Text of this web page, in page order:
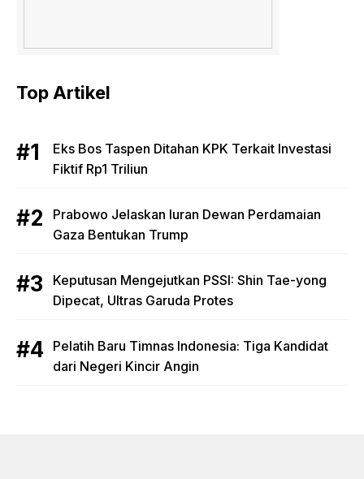
Top Artikel
Eks Bos Taspen Ditahan KPK Terkait Investasi
Fiktif Rp1 Triliun
Prabowo Jelaskan Iuran Dewan Perdamaian
Gaza Bentukan Trump
Keputusan Mengejutkan PSSI: Shin Tae-yong
Dipecat, Ultras Garuda Protes
Pelatih Baru Timnas Indonesia: Tiga Kandidat
dari Negeri Kincir Angin